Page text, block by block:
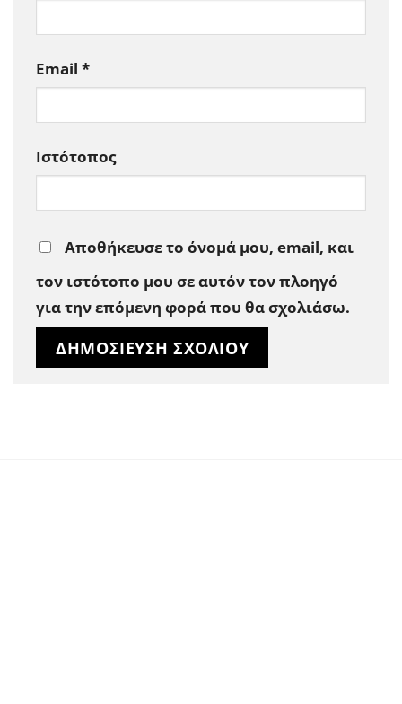
Email *
Ιστότοπος
Αποθήκευσε το όνομά μου, email, και
τον ιστότοπο μου σε αυτόν τον πλοηγό
για την επόμενη φορά που θα σχολιάσω.